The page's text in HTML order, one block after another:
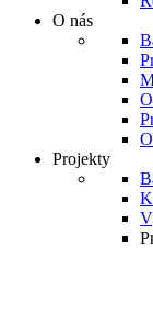
O nás
Projekty